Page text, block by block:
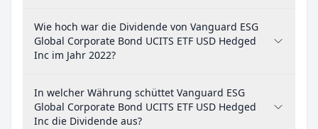
Wie hoch war die Dividende von Vanguard ESG
Global Corporate Bond UCITS ETF USD Hedged
Inc im Jahr 2022?
In welcher Währung schüttet Vanguard ESG
Global Corporate Bond UCITS ETF USD Hedged
Inc die Dividende aus?